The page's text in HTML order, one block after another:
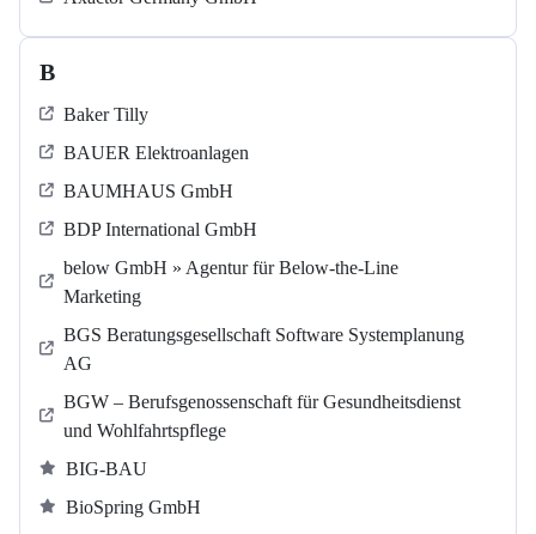
B
Baker Tilly
BAUER Elektroanlagen
BAUMHAUS GmbH
BDP International GmbH
below GmbH » Agentur für Below-the-Line
Marketing
BGS Beratungsgesellschaft Software Systemplanung
AG
BGW – Berufsgenossenschaft für Gesundheitsdienst
und Wohlfahrtspflege
BIG-BAU
BioSpring GmbH